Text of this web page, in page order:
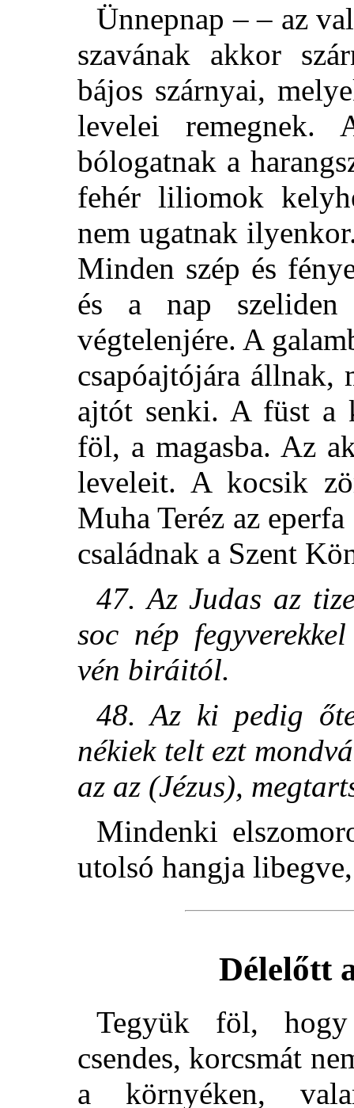
Ünnepnap – – az
szavának akkor
bájos szárnyai,
levelei remegnek.
bólogatnak a
fehér liliomok
nem ugatnak
Minden szép és
és a nap
végtelenjére. A
csapóajtójára állnak,
ajtót senki. A füst a
föl, a magasba. Az
leveleit. A kocsik
Muha Teréz az
családnak a Szent
47. Az Judas az
soc nép
vén biráitól.
48. Az ki pedig
nékiek telt ezt
az az (Jézus),
Mindenki
utolsó hangja
Délelőtt
Tegyük föl,
csendes, korcsmát
a környéken,